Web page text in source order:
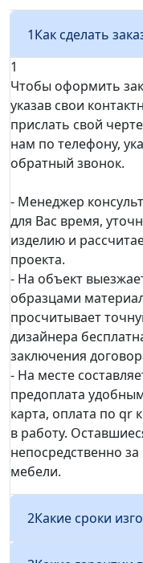
1Как сделать
1
Чтобы оформить
указав свои
прислать свой
нам по телефону,
обратный звонок.
- Менеджер
для Вас время,
изделию и
проекта.
- На объект
образцами
просчитывает
дизайнера
заключения
- На месте
предоплата
карта, оплата по qr
в работу.
непосредственно
мебели.
2Какие сроки